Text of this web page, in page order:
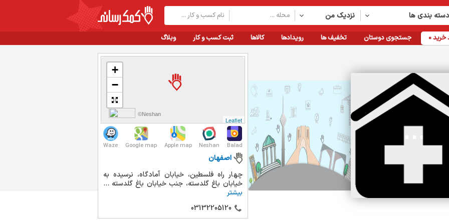
نزدیک من بندی ها
وبلاگ ثبت کسب و کار کالاها رویدادها تخفیف ها جستجوی دوستان خرید0
+
−
Leaflet
©Neshan
Balad
Neshan
Apple map
Google map
Waze
اصفهان
چهار راه فلسطین، خیابان آمادگاه، نرسیده به
خیابان باغ گلدسته، جنب خیابان باغ گلدسته ...
بیشتر
03132205120